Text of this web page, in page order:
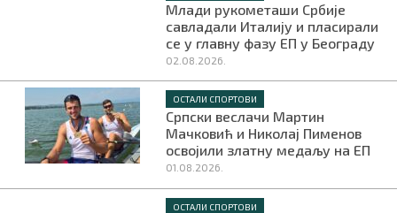
Млади рукометаши Србије
савладали Италију и пласирали
се у главну фазу ЕП у Београду
02.08.2026.
ОСТАЛИ СПОРТОВИ
Српски веслачи Мартин
Мачковић и Николај Пименов
освојили златну медаљу на ЕП
01.08.2026.
ОСТАЛИ СПОРТОВИ